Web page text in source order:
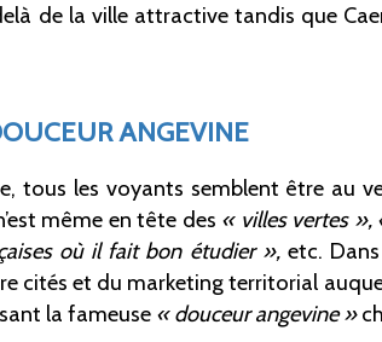
de la ville attractive tandis que
ANGEVINE
tous les voyants semblent être au
même en tête des « villes vertes »,
où il fait bon étudier »,etc.
cités et du marketing territorial
la fameuse « douceur angevine »